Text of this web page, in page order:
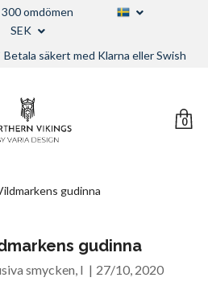
omdömen
SEK
säkert med Klarna eller Swish
0
gudinna
gudinna
smycken, l | 27/10, 2020